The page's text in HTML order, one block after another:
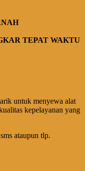
TEPAT WAKTU
untuk menyewa alat
kepelayanan yang
ataupun tlp.